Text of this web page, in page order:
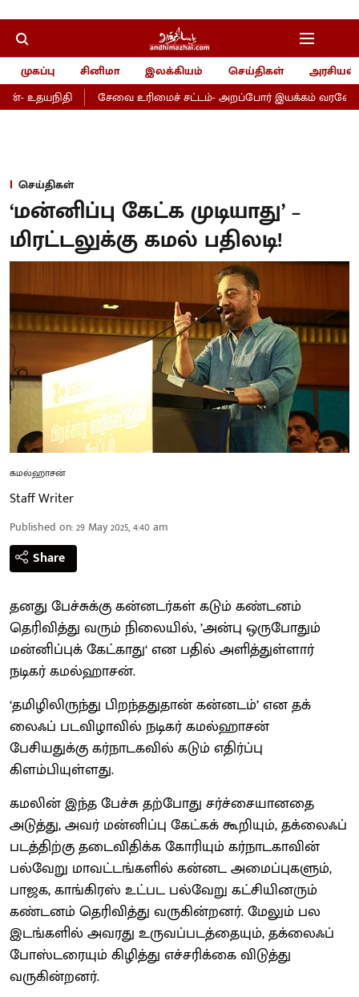
முகப்பு சினிமா இலக்கியம் செய்திகள்
அரசியல்
சேவை உரிமைச் சட்டம்- அறப்போர் இயக்கம் வரவேற்பு!
செய்திகள்
‘மன்னிப்பு கேட்க முடியாது’ –
மிரட்டலுக்கு கமல் பதிலடி!
கமல்ஹாசன்
Staff Writer
Published on:29 May 2025, 4:40 am
Share
தனது பேச்சுக்கு கன்னடர்கள் கடும் கண்டனம்
தெரிவித்து வரும் நிலையில், ’அன்பு ஒருபோதும்
மன்னிப்புக் கேட்காது‘ என பதில் அளித்துள்ளார்
நடிகர் கமல்ஹாசன்.
‘தமிழிலிருந்து பிறந்ததுதான் கன்னடம்’ என தக்
லைஃப் படவிழாவில் நடிகர் கமல்ஹாசன்
பேசியதுக்கு கர்நாடகவில் கடும் எதிர்ப்பு
கிளம்பியுள்ளது.
கமலின் இந்த பேச்சு தற்போது சர்ச்சையானதை
அடுத்து, அவர் மன்னிப்பு கேட்கக் கூறியும், தக்லைஃப்
படத்திற்கு தடைவிதிக்க கோரியும் கர்நாடகாவின்
பல்வேறு மாவட்டங்களில் கன்னட அமைப்புகளும்,
பாஜக, காங்கிரஸ் உட்பட பல்வேறு கட்சியினரும்
கண்டனம் தெரிவித்து வருகின்றனர். மேலும் பல
இடங்களில் அவரது உருவப்படத்தையும், தக்லைஃப்
போஸ்டரையும் கிழித்து எச்சரிக்கை விடுத்து
வருகின்றனர்.